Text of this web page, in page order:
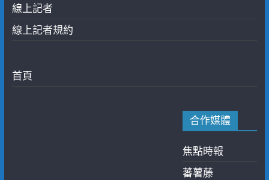
線上記者
線上記者規約
首頁
合作媒體
焦點時報
蕃薯藤